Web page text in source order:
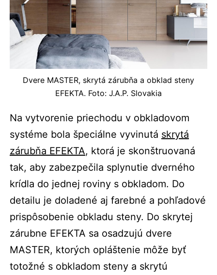
Dvere MASTER, skrytá zárubňa a obklad steny
EFEKTA. Foto: J.A.P. Slovakia
Na vytvorenie priechodu v obkladovom
systéme bola špeciálne vyvinutá skrytá
zárubňa EFEKTA, ktorá je skonštruovaná
tak, aby zabezpečila splynutie dverného
krídla do jednej roviny s obkladom. Do
detailu je doladené aj farebné a pohľadové
prispôsobenie obkladu steny. Do skrytej
zárubne EFEKTA sa osadzujú dvere
MASTER, ktorých opláštenie môže byť
totožné s obkladom steny a skrytú